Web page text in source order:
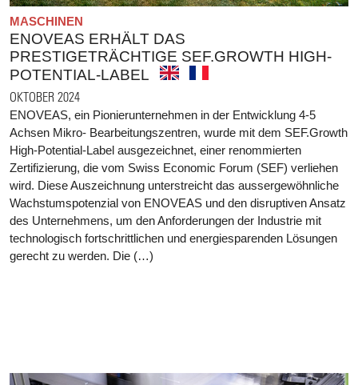
MASCHINEN
ENOVEAS ERHÄLT DAS
PRESTIGETRÄCHTIGE SEF.GROWTH HIGH-
POTENTIAL-LABEL
OKTOBER 2024
ENOVEAS, ein Pionierunternehmen in der Entwicklung 4-5
Achsen Mikro- Bearbeitungszentren, wurde mit dem SEF.Growth
High-Potential-Label ausgezeichnet, einer renommierten
Zertifizierung, die vom Swiss Economic Forum (SEF) verliehen
wird. Diese Auszeichnung unterstreicht das aussergewöhnliche
Wachstumspotenzial von ENOVEAS und den disruptiven Ansatz
des Unternehmens, um den Anforderungen der Industrie mit
technologisch fortschrittlichen und energiesparenden Lösungen
gerecht zu werden. Die (…)